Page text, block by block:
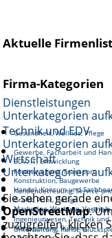
Aktuelle
Firma-Kategorien
Dienstleistungen
Unterkategorien
Gesundheit, Wellnes, Pflege
Gewerbe, Facharbeit und
Fortbewegung, Transport
Kundenbetreuung, Service
Reinigung und Hauswirtschaft
Unterhaltung, Kunst,
Technik und EDV
Unterkategorien
EDV, IT, Entwicklung
Konstruktion, Baugewerbe
Grafik, Print, Design
Ingenieurwesen, Technik und
Wirtschaft
Unterkategorien
Handel, Konsum und
Marketing, Werbung, Vertrieb
Management, Führung
Sie sehen gerade
OpenStreetMap.
zuzugreifen, klicken